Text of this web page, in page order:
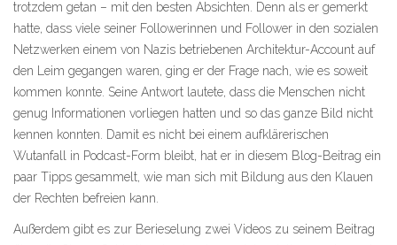
trotzdem getan – mit den besten Absichten. Denn als er gemerkt
hatte, dass viele seiner Followerinnen und Follower in den sozialen
Netzwerken einem von Nazis betriebenen Architektur-Account auf
den Leim gegangen waren, ging er der Frage nach, wie es soweit
kommen konnte. Seine Antwort lautete, dass die Menschen nicht
genug Informationen vorliegen hatten und so das ganze Bild nicht
kennen konnten. Damit es nicht bei einem aufklärerischen
Wutanfall in Podcast-Form bleibt, hat er in diesem Blog-Beitrag ein
paar Tipps gesammelt, wie man sich mit Bildung aus den Klauen
der Rechten befreien kann.
Außerdem gibt es zur Berieselung zwei Videos zu seinem Beitrag